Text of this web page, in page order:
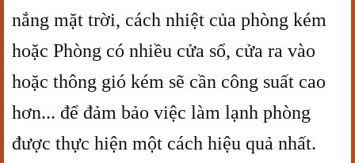
nắng mặt trời, cách nhiệt của phòng kém
hoặc Phòng có nhiều cửa sổ, cửa ra vào
hoặc thông gió kém sẽ cần công suất cao
hơn... để đảm bảo việc làm lạnh phòng
được thực hiện một cách hiệu quả nhất.